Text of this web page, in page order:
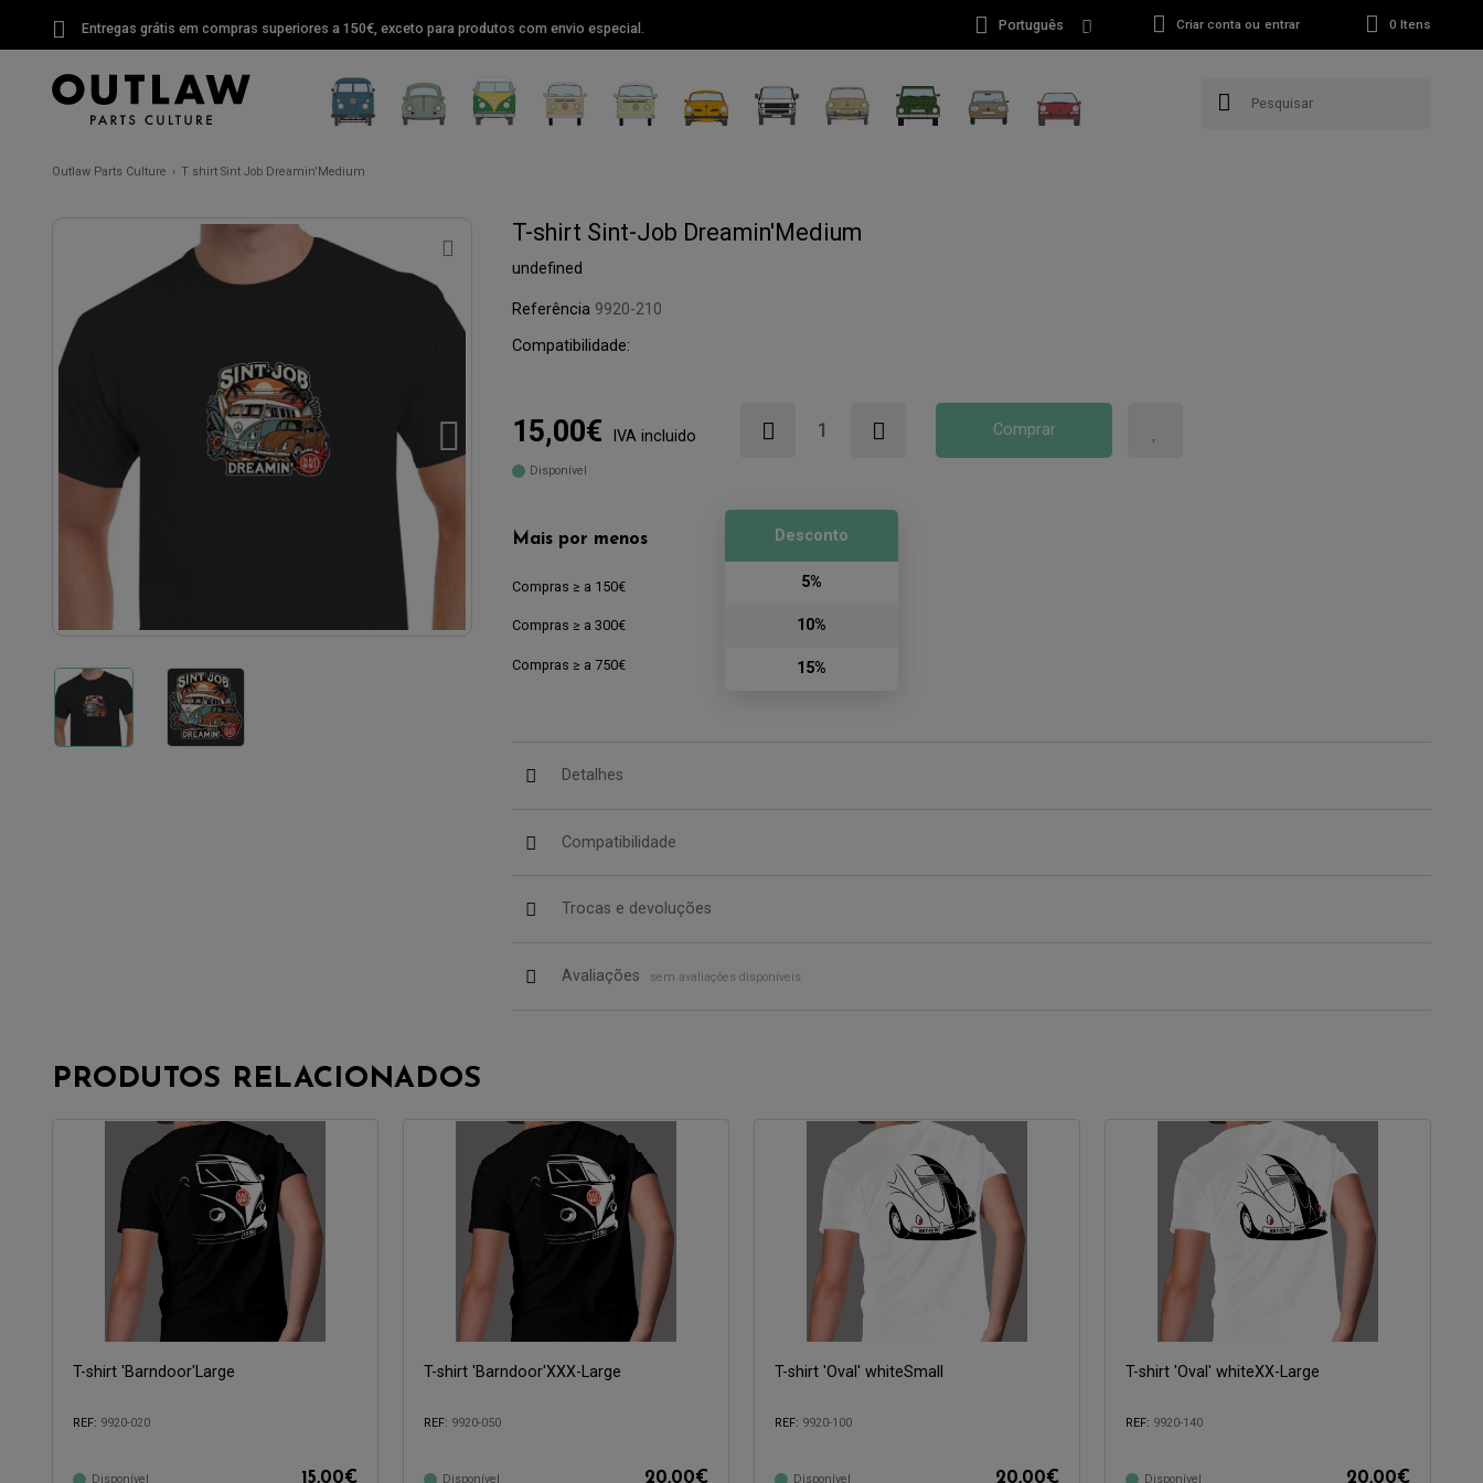
Entregas grátis em compras superiores a 150€, exceto para produtos com envio especial. Português Criar conta ou entrar 0 Itens
Outlaw Parts Culture T shirt Sint Job Dreamin'Medium
T-shirt Sint-Job Dreamin'Medium
undefined
Referência 9920-210
Compatibilidade:
15,00€ IVA incluido Comprar
Disponível
Mais por menos
Compras ≥ a 150€
Compras ≥ a 300€
Compras ≥ a 750€
Desconto
5%
10%
15%
Detalhes
Compatibilidade
Trocas e devoluções
Avaliações sem avaliações disponíveis
PRODUTOS RELACIONADOS
T-shirt 'Barndoor'Large
REF: 9920-020
Disponível 15,00€
T-shirt 'Barndoor'XXX-Large
REF: 9920-050
Disponível 20,00€
T-shirt 'Oval' whiteSmall
REF: 9920-100
Disponível 20,00€
T-shirt 'Oval' whiteXX-Large
REF: 9920-140
Disponível 20,00€